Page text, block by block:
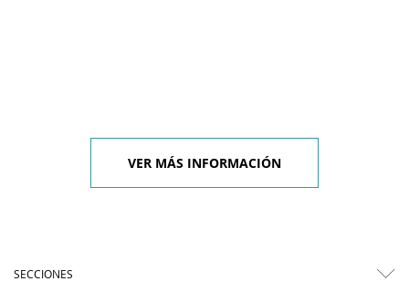
VER MÁS INFORMACIÓN
SECCIONES